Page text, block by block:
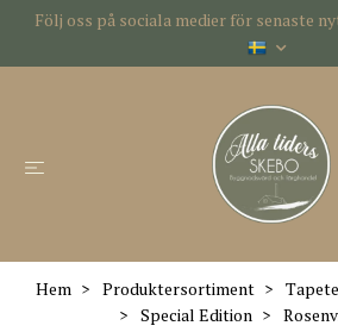
Följ oss på sociala medier för senaste
Hem Produktersortiment
Special Edition